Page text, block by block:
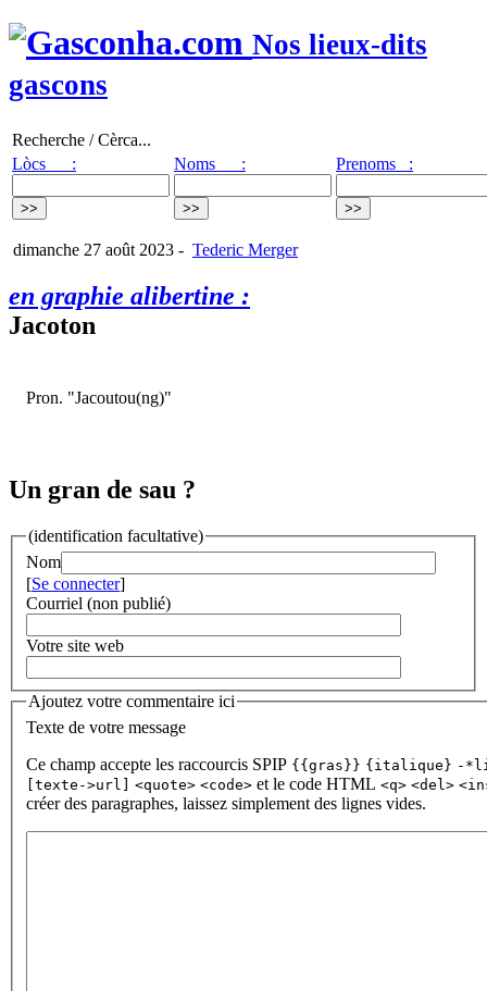
Nos lieux-dits
gascons
Recherche / Cèrca...
Lòcs :
Noms : Prenoms :
dimanche 27 août 2023 - Tederic Merger
en graphie alibertine :
Jacoton
Pron. "Jacoutou(ng)"
Un gran de sau ?
(identification facultative)
Nom
[Se connecter]
Courriel (non publié)
Votre site web
Ajoutez votre commentaire ici
Texte de votre message
Ce champ accepte les raccourcis SPIP {{gras}} {italique} -
[texte->url] <quote> <code> et le code HTML <q> <del>
créer des paragraphes, laissez simplement des lignes vides.